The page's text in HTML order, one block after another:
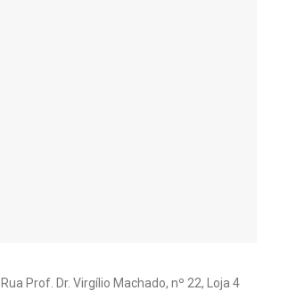
Rua Prof. Dr. Virgílio Machado, nº 22, Loja 4